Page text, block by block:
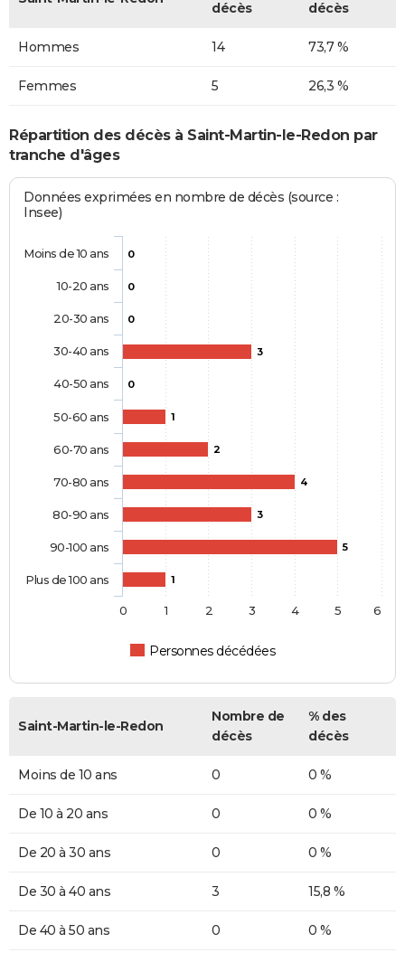
décès
décès
Hommes 14 73,7 %
Femmes 5 26,3 %
Répartition des décès à Saint-Martin-le-Redon par
tranche d'âges
Données exprimées en nombre de décès (source :
Insee)
0
0
0
3
0
1
2
4
3
5
1
Personnes décédées
Moins de 10 ans
10-20 ans
20-30 ans
30-40 ans
40-50 ans
50-60 ans
60-70 ans
70-80 ans
80-90 ans
90-100 ans
Plus de 100 ans
0 1 2 3 4 5 6
Saint-Martin-le-Redon
Nombre de
décès
% des
décès
Moins de 10 ans 0 0 %
De 10 à 20 ans 0 0 %
De 20 à 30 ans 0 0 %
De 30 à 40 ans 3 15,8 %
De 40 à 50 ans 0 0 %